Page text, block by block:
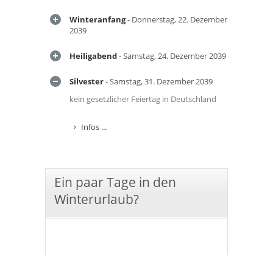
Winteranfang- Donnerstag, 22. Dezember
2039
Heiligabend- Samstag, 24. Dezember 2039
Silvester- Samstag, 31. Dezember 2039
kein gesetzlicher Feiertag in Deutschland
Infos ...
Ein paar Tage in den
Winterurlaub?